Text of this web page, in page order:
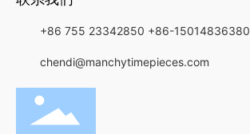
+86 755 23342850 +86-15014836380
chendi@manchytimepieces.com